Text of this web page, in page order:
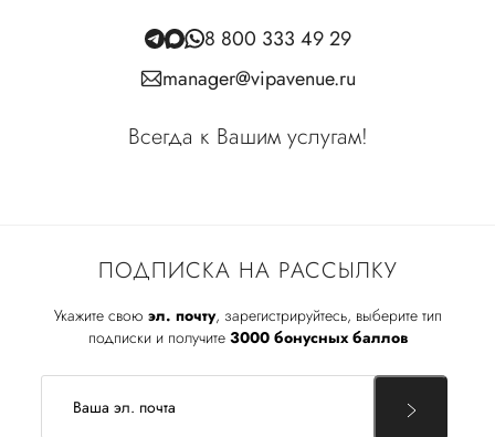
ПОДПИСКА НА РАССЫЛКУ
Укажите свою эл. почту, зарегистрируйтесь, выберите тип
подписки и получите 3000 бонусных баллов
8 800 333 49 29
manager@vipavenue.ru
Всегда к Вашим услугам!